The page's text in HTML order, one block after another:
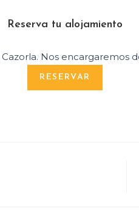
Reserva tu alojamiento
Nos encargaremos
RESERVAR